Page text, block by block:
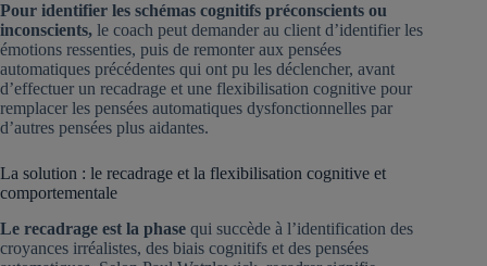
Pour identifier les schémas cognitifs préconscients ou
inconscients, le coach peut demander au client d’identifier les
émotions ressenties, puis de remonter aux pensées
automatiques précédentes qui ont pu les déclencher, avant
d’effectuer un recadrage et une flexibilisation cognitive pour
remplacer les pensées automatiques dysfonctionnelles par
d’autres pensées plus aidantes.
La solution : le recadrage et la flexibilisation cognitive et
comportementale
Le recadrage est la phase qui succède à l’identification des
croyances irréalistes, des biais cognitifs et des pensées